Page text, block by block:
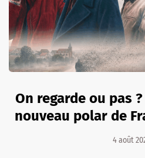
On regarde ou pas
nouveau polar de
4 août